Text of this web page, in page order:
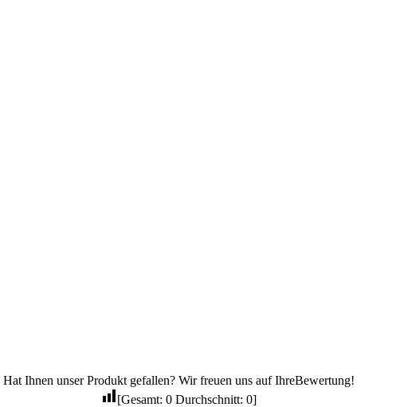
Hat Ihnen unser Produkt gefallen? Wir freuen uns auf IhreBewertung!
[Gesamt: 0Durchschnitt: 0]